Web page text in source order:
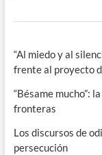
“Al miedo y al
frente al proyecto
“Bésame mucho”:
fronteras
Los discursos de
persecución